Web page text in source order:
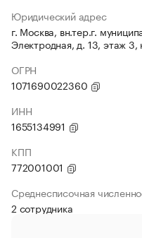
Юридический адрес
г. Москва, вн.тер.г.
Электродная, д. 13, этаж 3,
ОГРН
1071690022360
ИНН
1655134991
КПП
772001001
Среднесписочная
2 сотрудника